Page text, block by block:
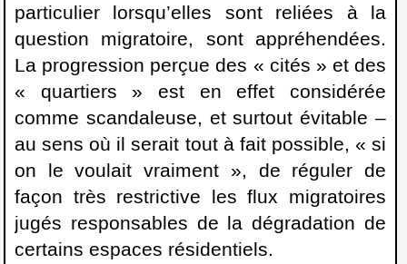
particulier lorsqu’elles sont reliées à la
question migratoire, sont appréhendées.
La progression perçue des « cités » et des
« quartiers » est en effet considérée
comme scandaleuse, et surtout évitable –
au sens où il serait tout à fait possible, « si
on le voulait vraiment », de réguler de
façon très restrictive les flux migratoires
jugés responsables de la dégradation de
certains espaces résidentiels.